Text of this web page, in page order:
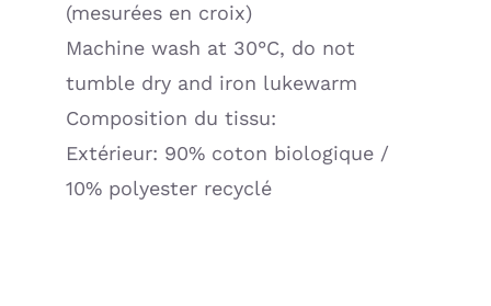
(mesurées en croix)
Machine wash at 30°C, do not
tumble dry and iron lukewarm
Composition du tissu:
Extérieur: 90% coton biologique /
10% polyester recyclé